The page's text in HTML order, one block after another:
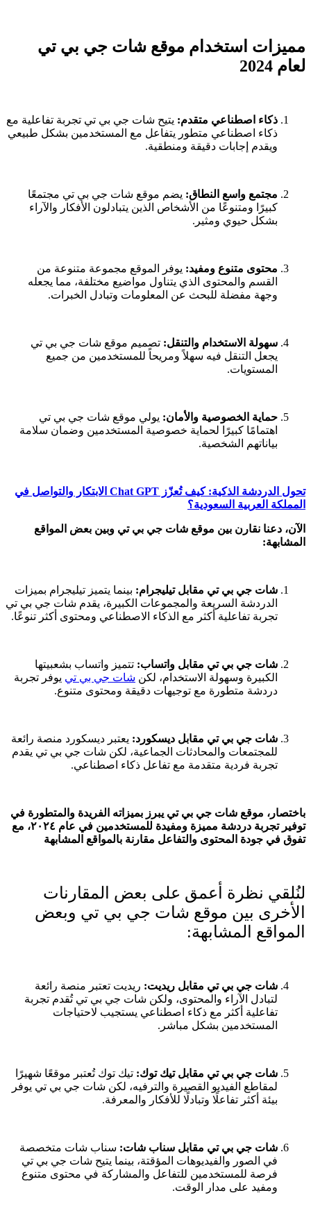
مميزات استخدام موقع شات جي بي تي
لعام 2024
ذكاء اصطناعي متقدم: يتيح شات جي بي تي تجربة تفاعلية مع
ذكاء اصطناعي متطور يتفاعل مع المستخدمين بشكل طبيعي
ويقدم إجابات دقيقة ومنطقية.
مجتمع واسع النطاق: يضم موقع شات جي بي تي مجتمعًا
كبيرًا ومتنوعًا من الأشخاص الذين يتبادلون الأفكار والآراء
بشكل حيوي ومثير.
محتوى متنوع ومفيد: يوفر الموقع مجموعة متنوعة من
القسم والمحتوى الذي يتناول مواضيع مختلفة، مما يجعله
وجهة مفضلة للبحث عن المعلومات وتبادل الخبرات.
سهولة الاستخدام والتنقل: تصميم موقع شات جي بي تي
يجعل التنقل فيه سهلاً ومريحاً للمستخدمين من جميع
المستويات.
حماية الخصوصية والأمان: يولي موقع شات جي بي تي
اهتمامًا كبيرًا لحماية خصوصية المستخدمين وضمان سلامة
بياناتهم الشخصية.
تحول الدردشة الذكية: كيف تُعزّز Chat GPT الابتكار والتواصل في
المملكة العربية السعودية؟
الآن، دعنا نقارن بين موقع شات جي بي تي وبين بعض المواقع
المشابهة:
شات جي بي تي مقابل تيليجرام: بينما يتميز تيليجرام بميزات
الدردشة السريعة والمجموعات الكبيرة، يقدم شات جي بي تي
تجربة تفاعلية أكثر مع الذكاء الاصطناعي ومحتوى أكثر تنوعًا.
شات جي بي تي مقابل واتساب: تتميز واتساب بشعبيتها
الكبيرة وسهولة الاستخدام، لكن شات جي بي تي يوفر تجربة
دردشة متطورة مع توجيهات دقيقة ومحتوى متنوع.
شات جي بي تي مقابل ديسكورد: يعتبر ديسكورد منصة رائعة
للمجتمعات والمحادثات الجماعية، لكن شات جي بي تي يقدم
تجربة فردية متقدمة مع تفاعل ذكاء اصطناعي.
باختصار، موقع شات جي بي تي يبرز بميزاته الفريدة والمتطورة في
توفير تجربة دردشة مميزة ومفيدة للمستخدمين في عام ٢٠٢٤، مع
تفوق في جودة المحتوى والتفاعل مقارنة بالمواقع المشابهة
لنُلقي نظرة أعمق على بعض المقارنات
الأخرى بين موقع شات جي بي تي وبعض
المواقع المشابهة:
شات جي بي تي مقابل ريديت: ريديت تعتبر منصة رائعة
لتبادل الآراء والمحتوى، ولكن شات جي بي تي تُقدم تجربة
تفاعلية أكثر مع ذكاء اصطناعي يستجيب لاحتياجات
المستخدمين بشكل مباشر.
شات جي بي تي مقابل تيك توك: تيك توك تُعتبر موقعًا شهيرًا
لمقاطع الفيديو القصيرة والترفيه، لكن شات جي بي تي يوفر
بيئة أكثر تفاعلًا وتبادلًا للأفكار والمعرفة.
شات جي بي تي مقابل سناب شات: سناب شات متخصصة
في الصور والفيديوهات المؤقتة، بينما يتيح شات جي بي تي
فرصة للمستخدمين للتفاعل والمشاركة في محتوى متنوع
ومفيد على مدار الوقت.